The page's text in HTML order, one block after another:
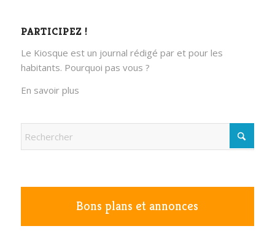
PARTICIPEZ !
Le Kiosque est un journal rédigé par et pour les
habitants. Pourquoi pas vous ?
En savoir plus
Bons plans et annonces